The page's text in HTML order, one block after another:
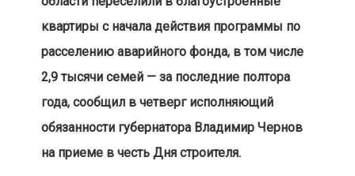
квартиры с начала действия программы по
расселению аварийного фонда, в том числе
2,9 тысячи семей — за последние полтора
года, сообщил в четверг исполняющий
обязанности губернатора Владимир Чернов
на приеме в честь Дня строителя.